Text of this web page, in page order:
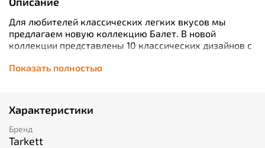
Для любителей классических легких вкусов мы
предлагаем новую коллекцию Балет. В новой
коллекции представлены 10 классических дизайнов с
древесины, которые создадут в вашем доме
Показать полностью
Характеристики
Бренд
Tarkett